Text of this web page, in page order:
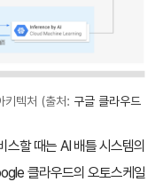
키텍처 (출처: 구글 클라우드
스할 때는 AI 배틀 시스템의
클라우드의 오토스케일